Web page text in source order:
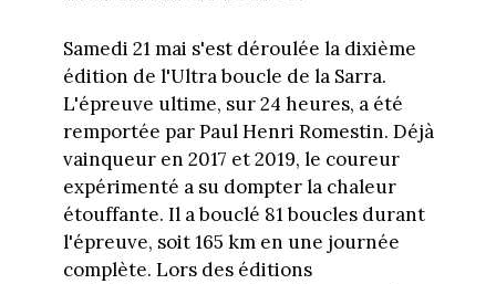
Samedi 21 mai s'est déroulée la dixième
édition de l'Ultra boucle de la Sarra.
L'épreuve ultime, sur 24 heures, a été
remportée par Paul Henri Romestin. Déjà
vainqueur en 2017 et 2019, le coureur
expérimenté a su dompter la chaleur
étouffante. Il a bouclé 81 boucles durant
l'épreuve, soit 165 km en une journée
complète. Lors des éditions